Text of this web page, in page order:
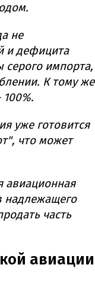
не
и дефицита
серого импорта,
К тому же
уже готовится
что может
авиационная
надлежащего
часть
авиации